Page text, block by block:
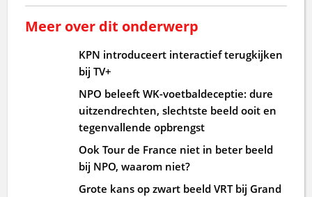
Meer over dit onderwerp
KPN introduceert interactief terugkijken
bij TV+
NPO beleeft WK-voetbaldeceptie: dure
uitzendrechten, slechtste beeld ooit en
tegenvallende opbrengst
Ook Tour de France niet in beter beeld
bij NPO, waarom niet?
Grote kans op zwart beeld VRT bij Grand